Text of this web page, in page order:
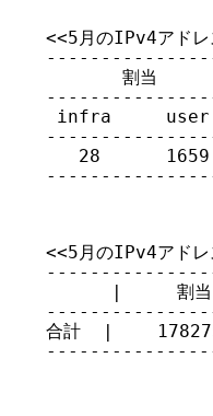
<<5月のIPv4アド
割当
infra
28
<<5月のIPv4アドレ
|     割
合計  |